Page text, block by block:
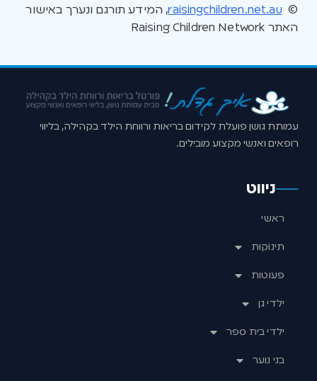
©
raisingchildren.net.au, המידע תורגם ונערך באישור
האתר Raising Children Network
עמותת גושן פועלת לקידום בריאות ורווחת הילד בקהילה, בליווי
רופאים ואנשי מקצוע מובילים.
ניווט
ראשי
תינוקות
פעוטות
ילדי גן
ילדי בית ספר
בני נוער